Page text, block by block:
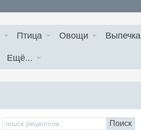
Птица Овощи Выпечка
Ещё...
Поиск